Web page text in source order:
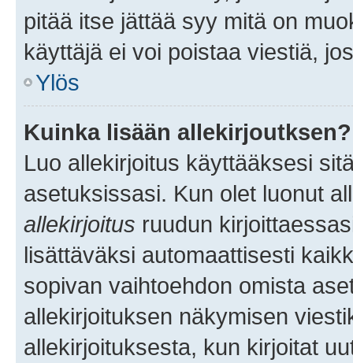
pitää itse jättää syy mitä on
käyttäjä ei voi poistaa viestiä,
Ylös
Kuinka lisään allekirjoutksen?
Luo allekirjoitus käyttääksesi
asetuksissasi. Kun olet luonut
allekirjoitus ruudun
lisättäväksi automaattisesti
sopivan vaihtoehdon omista
allekirjoituksen näkymisen
allekirjoituksesta, kun kirjoitat